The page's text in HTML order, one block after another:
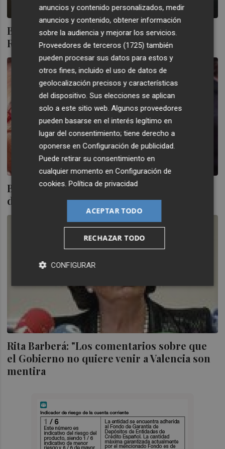
Buch: "Que dos amigos como Barberá y
Rajoy hablen es bueno para la Comunitat
Barberá se muestra a favor de la elección
directa de alcaldes
Rita Barberá: "Los comentarios sobre que
el Gobierno no quiere venir a Valencia son
mentira
anuncios y contenido personalizados, medir
anuncios y contenido, obtener información
sobre la audiencia y mejorar los servicios.
Proveedores de terceros (1725) también
pueden procesar sus datos para estos y
otros fines, incluido el uso de datos de
geolocalización precisos y características
del dispositivo. Sus elecciones se aplican
solo a este sitio web. Algunos proveedores
pueden basarse en el interés legítimo en
lugar del consentimiento; tiene derecho a
oponerse enConfiguración de publicidad.
Puede retirar su consentimiento en
cualquier momento enConfiguración de
cookies.Política de privacidad
ACEPTAR TODO
RECHAZAR TODO
CONFIGURAR